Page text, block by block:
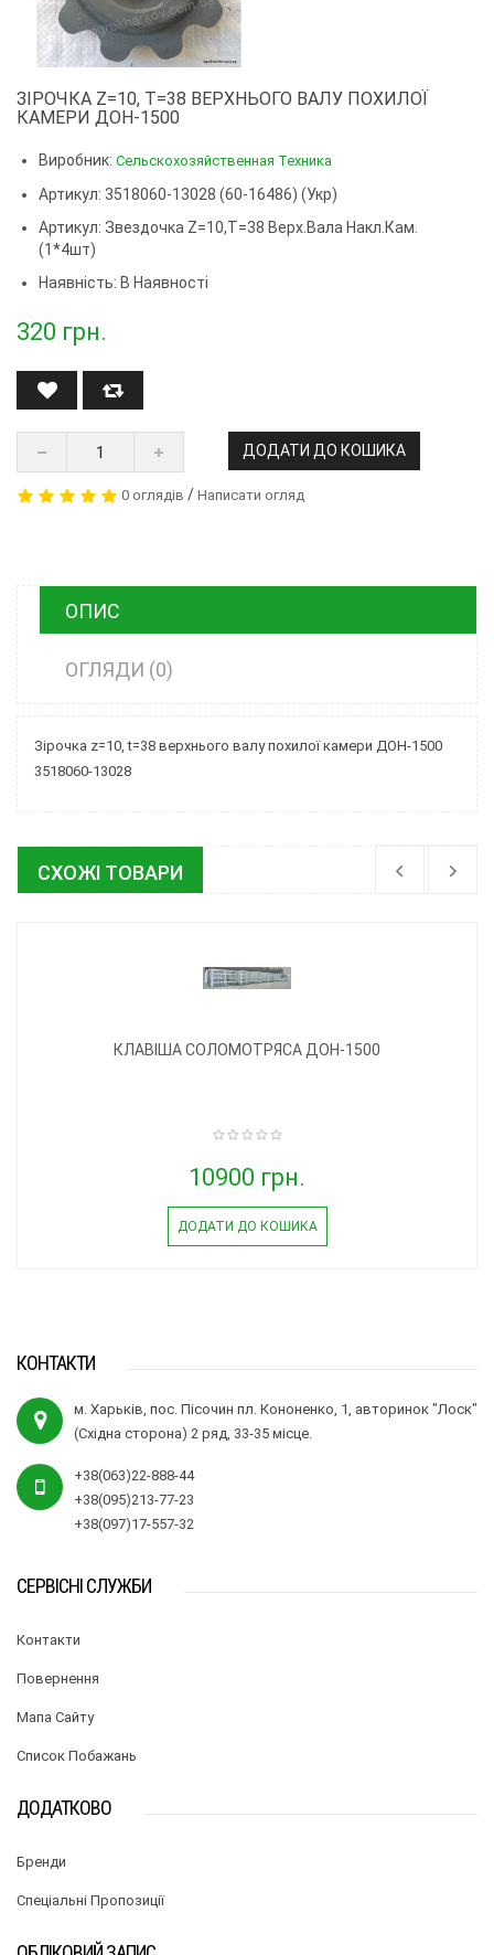
ЗІРОЧКА Z=10, T=38 ВЕРХНЬОГО ВАЛУ ПОХИЛОЇ
КАМЕРИ ДОН-1500
Виробник: Сельскохозяйственная Техника
Артикул: 3518060-13028 (60-16486) (Укр)
Артикул: Звездочка Z=10,t=38 Верх.вала Накл.кам.
(1*4шт)
Наявність: В Наявності
320 грн.
ДОДАТИ ДО КОШИКА
0 оглядів / Написати огляд
ОПИС
ОГЛЯДИ (0)
Зірочка z=10, t=38 верхнього валу похилої камери ДОН-1500
3518060-13028
СХОЖІ ТОВАРИ
КЛАВІША СОЛОМОТРЯСА ДОН-1500
10900 грн.
ДОДАТИ ДО КОШИКА
КОНТАКТИ
м. Харьків, пос. Пісочин пл. Кононенко, 1, авторинок "Лоск"
(Східна сторона) 2 ряд, 33-35 місце.
+38(063)22-888-44
+38(095)213-77-23
+38(097)17-557-32
СЕРВІСНІ СЛУЖБИ
Контакти
Повернення
Мапа Сайту
Список Побажань
ДОДАТКОВО
Бренди
Спеціальні Пропозиції